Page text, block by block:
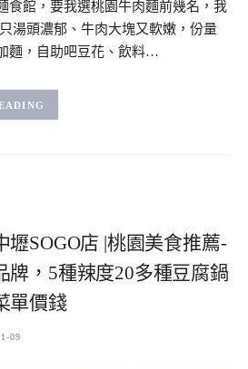
食館，要我選桃園牛肉麵前幾名，我
湯頭濃郁、牛肉大塊又軟嫩，份量
麵，自助吧豆花、飲料…
壢SOGO店 |桃園美食推薦-
牌，5種辣度20多種豆腐鍋
單價錢
09